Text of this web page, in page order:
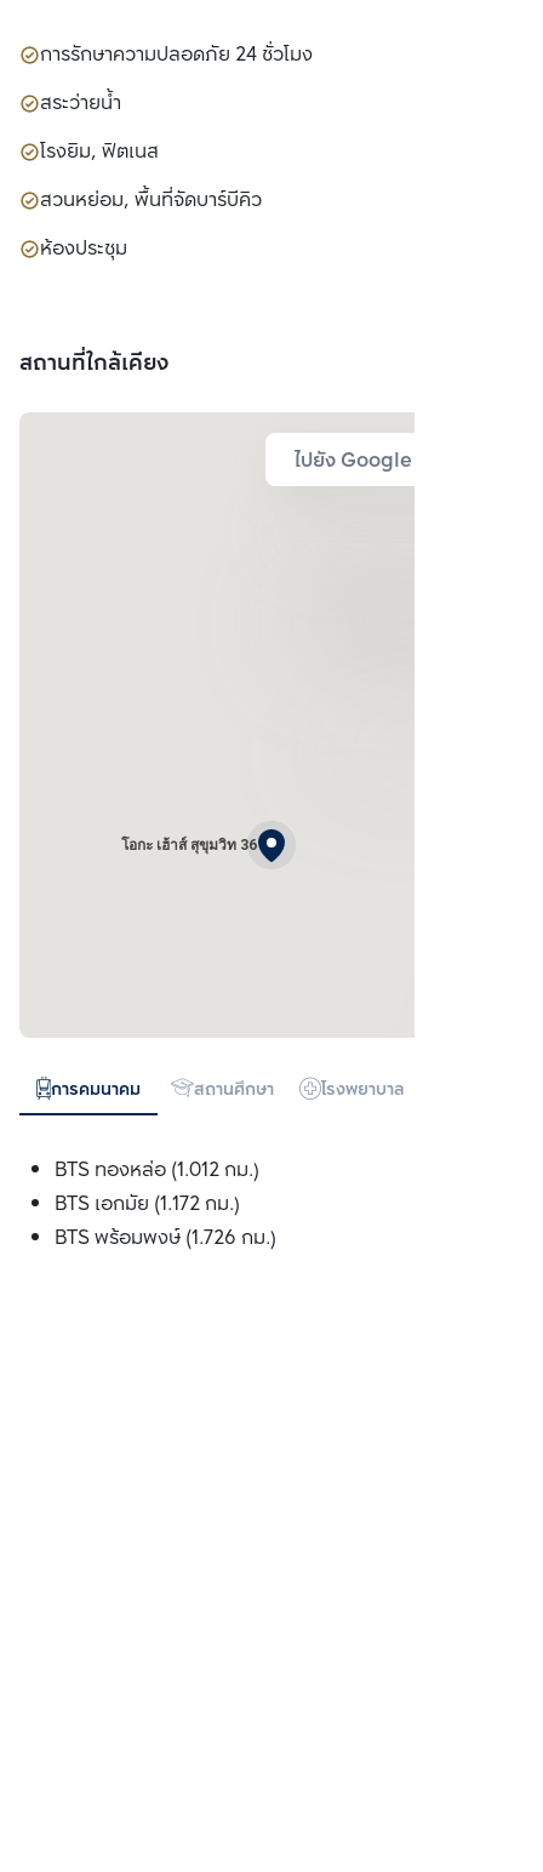
การรักษาความปลอดภัย 24 ชั่วโมง
สระว่ายน้ำ
โรงยิม, ฟิตเนส
สวนหย่อม, พื้นที่จัดบาร์บีคิว
ห้องประชุม
สถานที่ใกล้เคียง
ไปยัง Google Map
โอกะ เฮ้าส์ สุขุมวิท 36
การคมนาคม สถานศึกษา โรงพยาบาล
BTS ทองหล่อ (1.012 กม.)
BTS เอกมัย (1.172 กม.)
BTS พร้อมพงษ์ (1.726 กม.)